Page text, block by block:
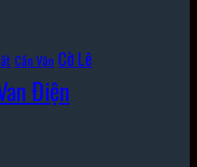
Cần Vặn Cờ Lê
Điện